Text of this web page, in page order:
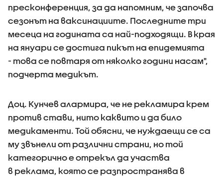
пресконференция, за да напомним, че започва
сезонът на ваксинациите. Последните три
месеца на годината са най-подходящи. В края
на януари се достига пикът на епидемията
- това се повтаря от няколко години насам",
подчерта медикът.
Доц. Кунчев алармира, че не рекламира крем
против стави, нито каквито и да било
медикаменти. Той обясни, че нуждаещи се са
му звънели от различни страни, но той
категорично е отрекъл да участва
в реклама, която се разпространява в